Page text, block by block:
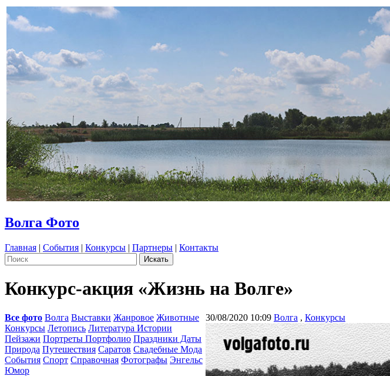
Волга Фото
Главная | События | Конкурсы | Партнеры | Контакты
Конкурс-акция «Жизнь на Волге»
Все фото Волга Выставки Жанровое Животные
Конкурсы Летопись Литература Истории
Пейзажи Портреты Портфолио Праздники Даты
Природа Путешествия Саратов Свадебные Мода
События Спорт Справочная Фотографы Энгельс
Юмор
30/08/2020 10:09 Волга , Конкурсы